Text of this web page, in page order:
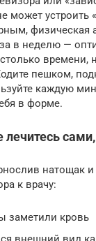
может устроить
физическая
в неделю —
времени,
пешком,
каждую
в форме.
сами,
натощак
к врачу:
заметили кровь